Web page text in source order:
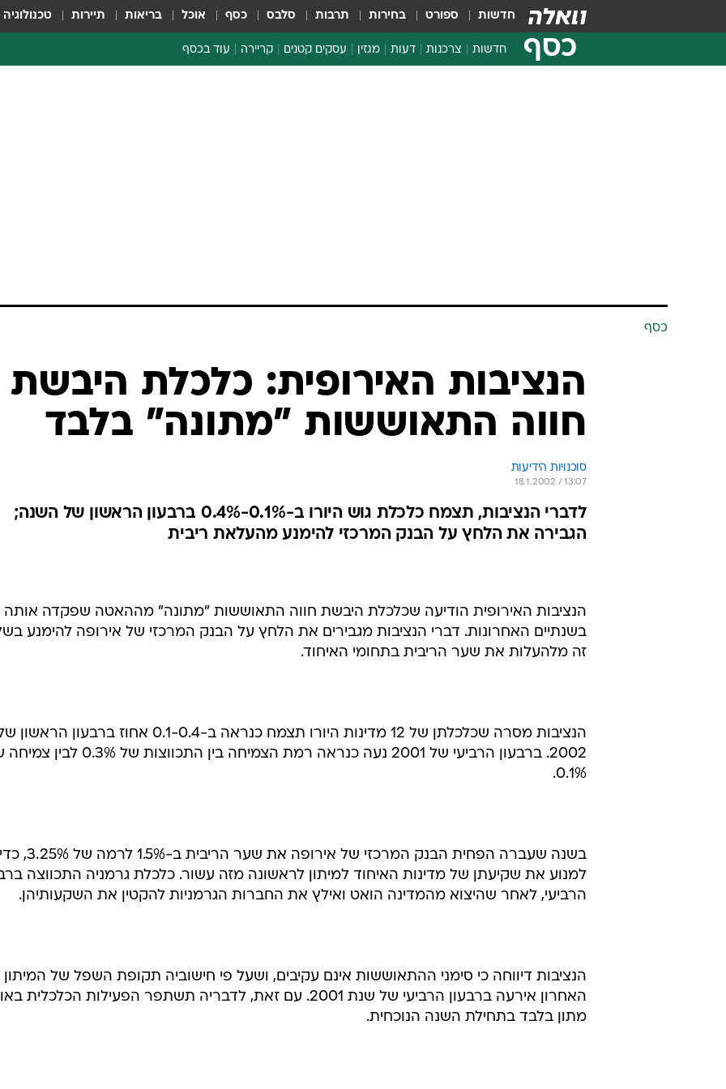
חדשות ספורט בחירות תרבות סלבס כסף אוכל בריאות תיירות טכנולוגיה
כסף חדשות צרכנות דעות מגזין עסקים קטנים קריירה עוד בכסף
כסף
הנציבות האירופית: כלכלת היבשת
חווה התאוששות "מתונה" בלבד
סוכנויות הידיעות
18.1.2002 / 13:07
לדברי הנציבות, תצמח כלכלת גוש היורו ב-0.1%-0.4% ברבעון הראשון של השנה;
הגבירה את הלחץ על הבנק המרכזי להימנע מהעלאת ריבית
הנציבות האירופית הודיעה שכלכלת היבשת חווה התאוששות "מתונה" מההאטה שפקדה אותה
בשנתיים האחרונות. דברי הנציבות מגבירים את הלחץ על הבנק המרכזי של אירופה להימנע
זה מלהעלות את שער הריבית בתחומי האיחוד.
הנציבות מסרה שכלכלתן של 12 מדינות היורו תצמח כנראה ב-0.1-0.4 אחוז ברבעון
2002. ברבעון הרביעי של 2001 נעה כנראה רמת הצמיחה בין התכווצות של
0.1%.
בשנה שעברה הפחית הבנק המרכזי של אירופה את שער הריבית ב-1.5% לרמה של 3.25%, כדי
למנוע את שקיעתן של מדינות האיחוד למיתון לראשונה מזה עשור. כלכלת גרמניה התכווצה
הרביעי, לאחר שהיצוא מהמדינה הואט ואילץ את החברות הגרמניות להקטין את השקעותיהן.
הנציבות דיווחה כי סימני ההתאוששות אינם עקיבים, ושעל פי חישוביה תקופת השפל של המיתון
האחרון אירעה ברבעון הרביעי של שנת 2001. עם זאת, לדבריה תשתפר הפעילות הכלכלית
מתון בלבד בתחילת השנה הנוכחית.